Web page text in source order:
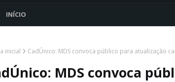
INÍCIO
inicial CadÚnico: MDS convoca público para atualização
MDS convoca